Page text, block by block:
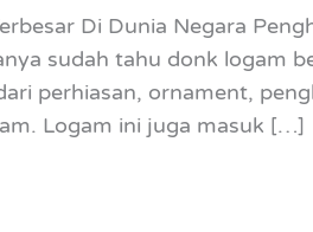
Di Dunia Negara
sudah tahu donk logam
perhiasan, ornament,
Logam ini juga masuk […]